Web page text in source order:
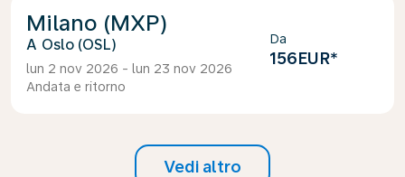
Milano (MXP)
Oslo (OSL)
lun 2 nov 2026 - lun 23 nov 2026
Andata e ritorno
Da
156EUR*
Vedi altro